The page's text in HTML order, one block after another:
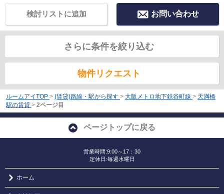
お問い合わせ
検討リストに追加
さらに条件を絞り込む
物件リクエスト
ルームアイTOP > (賃貸)路線・駅から探す > 大阪メトロ地下鉄谷町線 > 天満橋
駅の賃貸 > 2ページ目
ページトップに戻る
営業時間:9:00～17：30
定休日:毎週水曜日
ホーム